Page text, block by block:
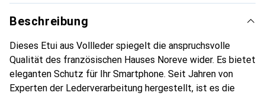
Beschreibung
Dieses Etui aus Vollleder spiegelt die anspruchsvolle
Qualität des französischen Hauses Noreve wider. Es bietet
eleganten Schutz für Ihr Smartphone. Seit Jahren von
Experten der Lederverarbeitung hergestellt, ist es die